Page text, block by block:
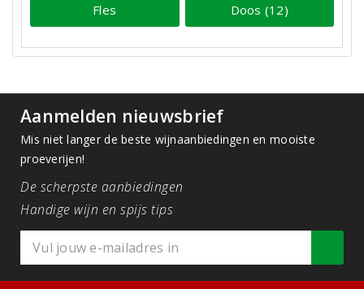
Fles Doos (12)
Aanmelden nieuwsbrief
Mis niet langer de beste wijnaanbiedingen en mooiste
proeverijen!
De scherpste aanbiedingen
Handige wijn en spijs tips